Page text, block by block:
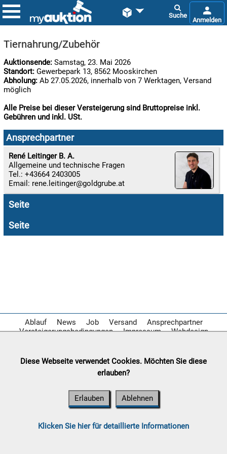
 
07.08:

07.08:
07.08:
Tiernahrung/Zubehör
Auktionsende: Samstag, 23. Mai 2026
Standort: Gewerbepark 13, 8562 Mooskirchen
Abholung: Ab 27.05.2026, innerhalb von 7 Werktagen, Versand
möglich
Alle Preise bei dieser Versteigerung sind Bruttopreise inkl.
Gebühren und inkl. USt.
Ansprechpartner
René Leitinger B. A.
Allgemeine und technische Fragen
Tel.: +43664 2403005
Email: rene.leitinger
Seite
Seite
Ablauf News Job Versand
Ansprechpartner
Versteigerungsbedingungen
Impressum Webdesign
Diese Webseite verwendet Cookies. Möchten Sie diese
erlauben?
Erlauben Ablehnen
Klicken Sie hier für detaillierte Informationen